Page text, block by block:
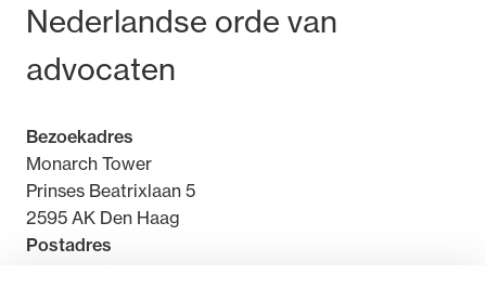
Bezoek- en postadres
Nederlandse orde van
advocaten
Bezoekadres
Monarch Tower
Prinses Beatrixlaan 5
2595 AK Den Haag
Postadres
geheimhoudernummers.